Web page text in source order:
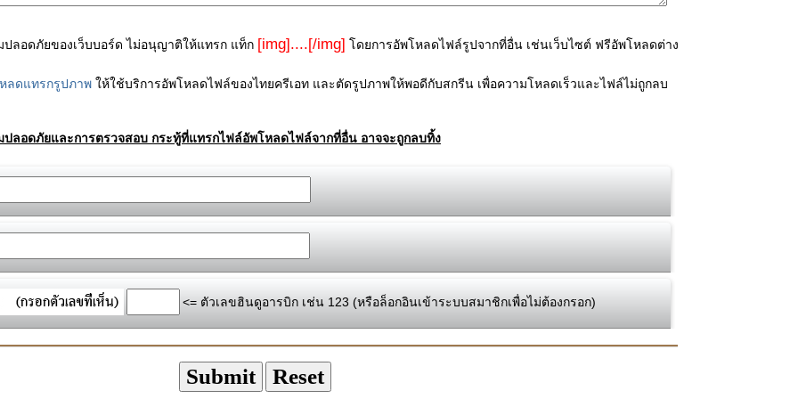
ปลอดภัยของเว็บบอร์ด ไม่อนุญาติให้แทรก แท็ก [img]....[/img] โดยการอัพโหลดไฟล์รูปจากที่อื่น เช่นเว็บไซต์ ฟรีอัพโหลดต่าง
ลดแทรกรูปภาพ ให้ใช้บริการอัพโหลดไฟล์ของไทยครีเอท และตัดรูปภาพให้พอดีกับสกรีน เพื่อความโหลดเร็วและไฟล์ไม่ถูกลบ
ปลอดภัยและการตรวจสอบ กระทู้ที่แทรกไฟล์อัพโหลดไฟล์จากที่อื่น อาจจะถูกลบทิ้ง
<= ตัวเลขฮินดูอารบิก เช่น 123 (หรือล็อกอินเข้าระบบสมาชิกเพื่อไม่ต้องกรอก)